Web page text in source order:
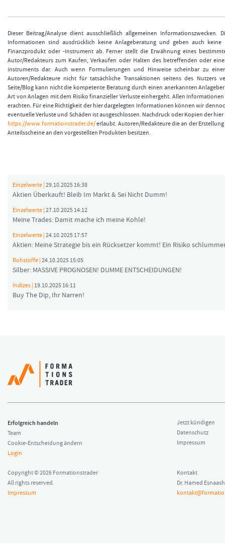
Dieser Beitrag/Analyse dient ausschließlich allgemeinen
Informationen sind ausdrücklich keine Anlageberatung und geben auch
Finanzprodukt oder -instrument ab. Ferner stellt die Erwähnung eines
Autor/Redakteurs zum Kaufen, Verkaufen oder Halten des betreffenden oder
instruments dar. Auch wenn Formulierungen und Hinweise scheinbar zu
Autoren/Redakteure nicht für tatsächliche Transaktionen seitens des Nutzers
Seite/Blog kann nicht die kompetente Beratung durch einen anerkannten
Art von Anlagen mit dem Risiko finanzieller Verluste einhergeht. Allen
erachten. Für eine Richtigkeit der hier dargelegten Informationen können wir
eventuelle Verluste und Schäden ist ausgeschlossen. Nachdruck oder Kopien der
https://www.formationstrader.de/erlaubt. Autoren/Redakteure die an der
Anteilsscheine an den vorgestellten Produkten besitzen.
Einzelwerte | 29.10.2025 16:38
Aktien Überkauft! Bleib Im Markt & Sei Nicht Dumm!
Einzelwerte | 27.10.2025 14:12
Meine Trades: Damit mache ich meine Kohle!
Einzelwerte | 24.10.2025 17:57
Aktien: Meine Strategie bis ein Rücksetzer kommt! Ein Risiko
Rohstoffe | 24.10.2025 15:05
Silber: MASSIVE PROGNOSEN! DUMME ENTSCHEIDUNGEN!
Indizes | 19.10.2025 16:11
Buy The Dip, Ihr Narren!
Erfolgreich handeln
Team
Cookie-Entscheidung ändern
Login
Jetzt kündigen
Datenschutz
Impressum
Copyright © 2026 Formationstrader
All rights reserved.
Impressum
Kontakt
Dr. Hamed